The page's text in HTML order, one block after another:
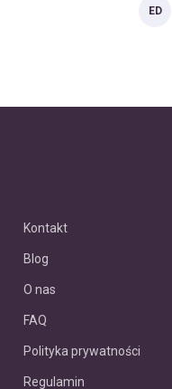
ED
Kontakt
Blog
O nas
FAQ
Polityka prywatności
Regulamin